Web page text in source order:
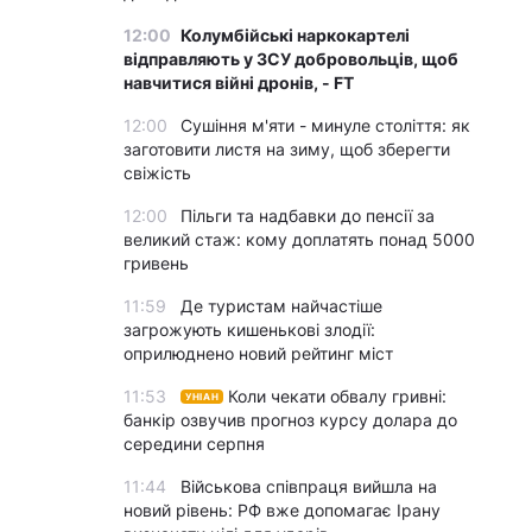
12:00 Колумбійські наркокартелі
відправляють у ЗСУ добровольців, щоб
навчитися війні дронів, - FT
12:00
Сушіння м'яти - минуле століття: як
заготовити листя на зиму, щоб зберегти
свіжість
12:00
Пільги та надбавки до пенсії за
великий стаж: кому доплатять понад 5000
гривень
11:59
Де туристам найчастіше
загрожують кишенькові злодії:
оприлюднено новий рейтинг міст
11:53 УНІАН
Коли чекати обвалу гривні:
банкір озвучив прогноз курсу долара до
середини серпня
11:44
Військова співпраця вийшла на
новий рівень: РФ вже допомагає Ірану